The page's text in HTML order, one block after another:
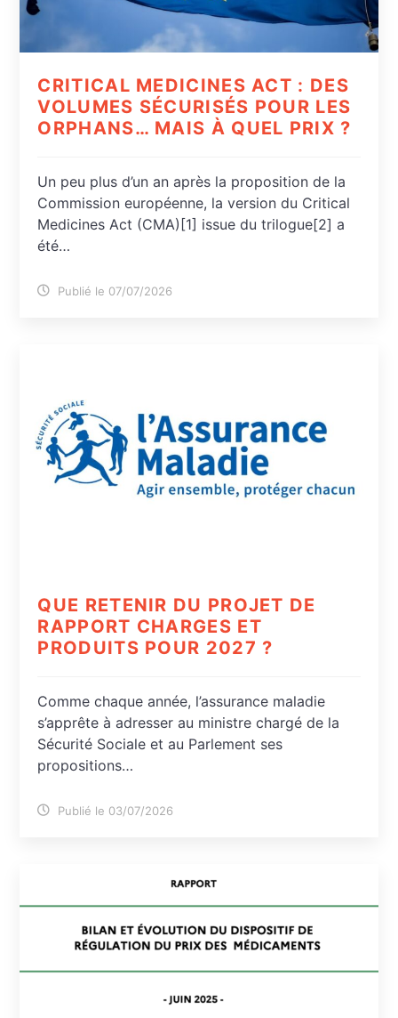
CRITICAL MEDICINES ACT : DES
VOLUMES SÉCURISÉS POUR LES
ORPHANS… MAIS À QUEL PRIX ?
Un peu plus d’un an après la proposition de la
Commission européenne, la version du Critical
Medicines Act (CMA)[1] issue du trilogue[2] a
été…
Publié le 07/07/2026
QUE RETENIR DU PROJET DE
RAPPORT CHARGES ET
PRODUITS POUR 2027 ?
Comme chaque année, l’assurance maladie
s’apprête à adresser au ministre chargé de la
Sécurité Sociale et au Parlement ses
propositions…
Publié le 03/07/2026